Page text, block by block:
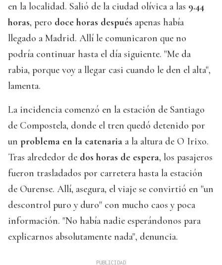
en la localidad. Salió de la ciudad olívica a las 9.44
horas, pero doce horas después apenas había
llegado a Madrid. Allí le comunicaron que no
podría continuar hasta el día siguiente. "Me da
rabia, porque voy a llegar casi cuando le den el alta",
lamenta.
La incidencia comenzó en la estación de Santiago
de Compostela, donde el tren quedó detenido por
un problema en la catenaria a la altura de O Irixo.
Tras alrededor de dos horas de espera, los pasajeros
fueron trasladados por carretera hasta la estación
de Ourense. Allí, asegura, el viaje se convirtió en "un
descontrol puro y duro" con mucho caos y poca
información. "No había nadie esperándonos para
explicarnos absolutamente nada", denuncia.